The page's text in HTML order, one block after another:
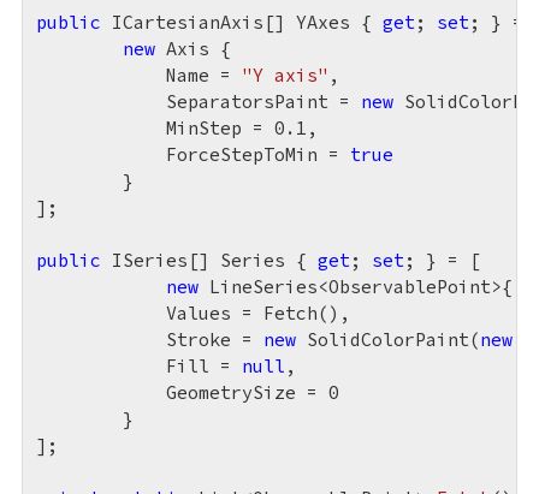
public ICartesianAxis[] YAxes { get; set; } =
new Axis {
            Name =
"Y axis" ,
            SeparatorsPaint =
new
            MinStep =
0.1 ,
            ForceStepToMin =
true
        }
];
public ISeries[] Series { get; set; } = [
new LineSeries<ObservablePoint>{
            Values = Fetch(),
            Stroke =
new SolidColorPaint(new
            Fill =
null ,
            GeometrySize =
0
        }
];